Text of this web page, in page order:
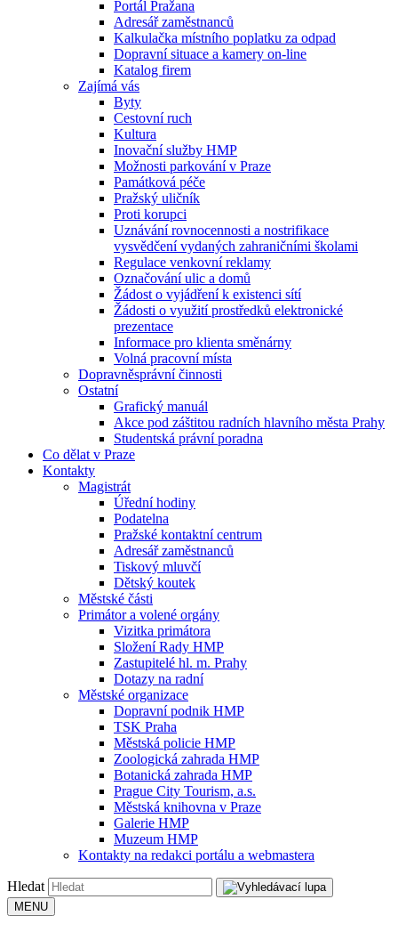
Portál Pražana
Adresář zaměstnanců
Kalkulačka místního poplatku za odpad
Dopravní situace a kamery on-line
Katalog firem
Zajímá vás
Byty
Cestovní ruch
Kultura
Inovační služby HMP
Možnosti parkování v Praze
Památková péče
Pražský uličník
Proti korupci
Uznávání rovnocennosti a nostrifikace
vysvědčení vydaných zahraničními školami
Regulace venkovní reklamy
Označování ulic a domů
Žádost o vyjádření k existenci sítí
Žádosti o využití prostředků elektronické
prezentace
Informace pro klienta směnárny
Volná pracovní místa
Dopravněsprávní činnosti
Ostatní
Grafický manuál
Akce pod záštitou radních hlavního města Prahy
Studentská právní poradna
Co dělat v Praze
Kontakty
Magistrát
Úřední hodiny
Podatelna
Pražské kontaktní centrum
Adresář zaměstnanců
Tiskový mluvčí
Dětský koutek
Městské části
Primátor a volené orgány
Vizitka primátora
Složení Rady HMP
Zastupitelé hl. m. Prahy
Dotazy na radní
Městské organizace
Dopravní podnik HMP
TSK Praha
Městská policie HMP
Zoologická zahrada HMP
Botanická zahrada HMP
Prague City Tourism, a.s.
Městská knihovna v Praze
Galerie HMP
Muzeum HMP
Kontakty na redakci portálu a webmastera
Hledat
MENU